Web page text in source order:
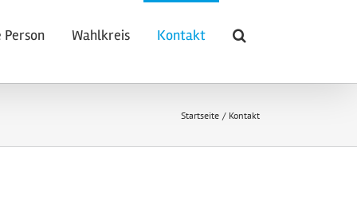
Person Wahlkreis Kontakt
Startseite Kontakt